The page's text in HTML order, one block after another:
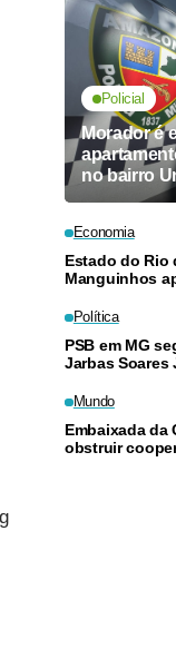
Policial
Morador é
no bairro
Economia
Estado do Rio
Manguinhos
Política
PSB em MG
Jarbas Soares
Mundo
Embaixada da
obstruir